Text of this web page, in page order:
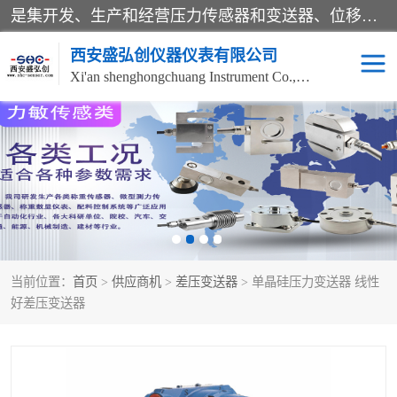
是集开发、生产和经营压力传感器和变送器、位移传感器和变送器、流量传感器和变送器、称重传感器和变送器、测力传感器和变送器、温湿度传感器和变送器、扭矩传感器、智能数显控制仪表等产品的化高新技术企业。
西安盛弘创仪器仪表有限公司
Xi'an shenghongchuang Instrument Co., Ltd
当前位置： 首页 > 供应商机 > 差压变送器 > 单晶硅压力变送器 线性
好差压变送器
称重传感器 超声波流量计
压力变送器 通用型压力变送器
流量计
位移传感器 差压变送器